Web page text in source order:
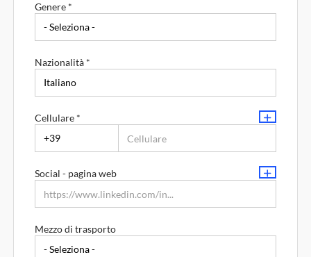
Regione di residenza *
Città di residenza
Indirizzo di residenza
Genere *
Nazionalità *
Cellulare *
Social - pagina web
Mezzo di trasporto